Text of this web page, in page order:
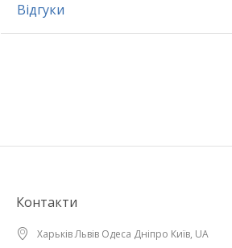
Відгуки
Контакти
Харьків Львів Одеса Дніпро Київ, UA